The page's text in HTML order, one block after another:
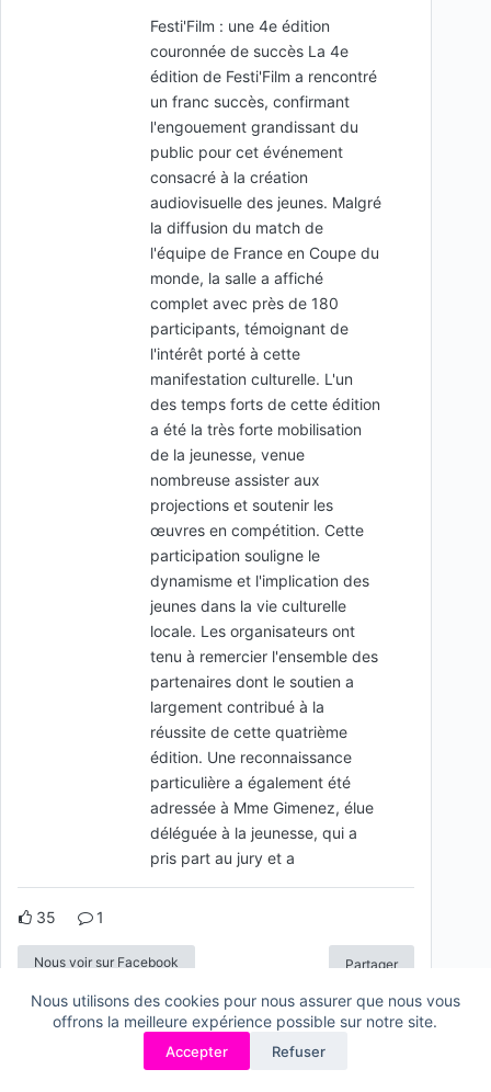
Nous utilisons des cookies pour nous assurer que nous vous
offrons la meilleure expérience possible sur notre site.
Accepter Refuser
Festi'Film : une 4e édition
couronnée de succès La 4e
édition de Festi'Film a rencontré
un franc succès, confirmant
l'engouement grandissant du
public pour cet événement
consacré à la création
audiovisuelle des jeunes. Malgré
la diffusion du match de
l'équipe de France en Coupe du
monde, la salle a affiché
complet avec près de 180
participants, témoignant de
l'intérêt porté à cette
manifestation culturelle. L'un
des temps forts de cette édition
a été la très forte mobilisation
de la jeunesse, venue
nombreuse assister aux
projections et soutenir les
œuvres en compétition. Cette
participation souligne le
dynamisme et l'implication des
jeunes dans la vie culturelle
locale. Les organisateurs ont
tenu à remercier l'ensemble des
partenaires dont le soutien a
largement contribué à la
réussite de cette quatrième
édition. Une reconnaissance
particulière a également été
adressée à Mme Gimenez, élue
déléguée à la jeunesse, qui a
pris part au jury et a
35 1
Nous voir sur Facebook Partager
Association